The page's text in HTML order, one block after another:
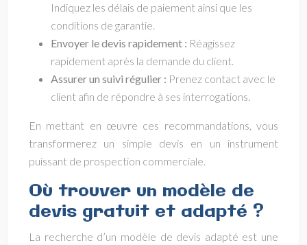
Indiquez les délais de paiement ainsi que les
conditions de garantie.
Envoyer le devis rapidement : Réagissez
rapidement après la demande du client.
Assurer un suivi régulier : Prenez contact avec le
client afin de répondre à ses interrogations.
En mettant en œuvre ces recommandations, vous
transformerez un simple devis en un instrument
puissant de prospection commerciale.
Où trouver un modèle de
devis gratuit et adapté ?
La recherche d’un modèle de devis adapté est une